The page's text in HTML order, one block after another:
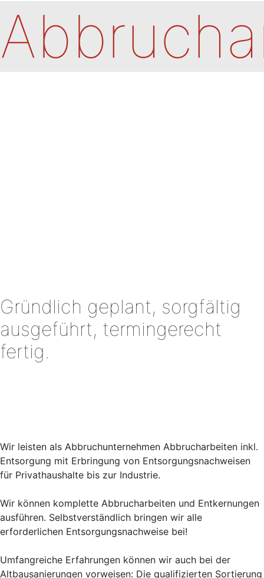
Gründlich geplant, sorgfältig
ausgeführt, termingerecht
fertig.
Wir leisten als Abbruchunternehmen Abbrucharbeiten inkl.
Entsorgung mit Erbringung von Entsorgungsnachweisen
für Privathaushalte bis zur Industrie.
Wir können komplette Abbrucharbeiten und Entkernungen
ausführen. Selbstverständlich bringen wir alle
erforderlichen Entsorgungsnachweise bei!
Umfangreiche Erfahrungen können wir auch bei der
Altbausanierungen vorweisen: Die qualifizierten Sortierung